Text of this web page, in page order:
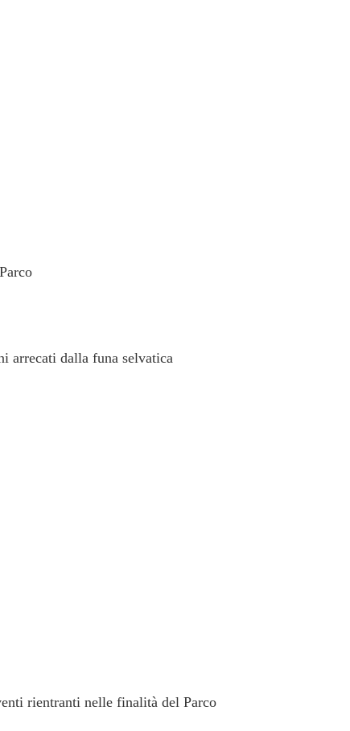
arrecati dalla funa selvatica
rientranti nelle finalità del Parco